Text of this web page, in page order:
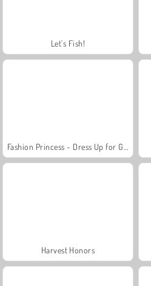
Let's Fish!
Harvest Honors